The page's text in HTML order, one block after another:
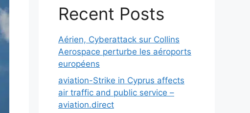
Recent Posts
Aérien, Cyberattack sur Collins
Aerospace perturbe les aéroports
européens
aviation-Strike in Cyprus affects
air traffic and public service –
aviation.direct